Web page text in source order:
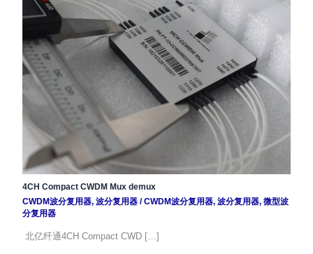
4CH Compact CWDM Mux demux
CWDM波分复用器, 波分复用器/CWDM波分复用器, 波分复用器, 微型波
分复用器
北亿纤通4CH Compact CWD […]